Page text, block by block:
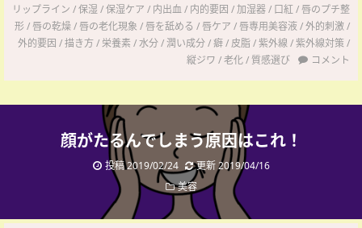
リップライン /保湿 /保湿ケア / 内出血/ 内的要因 /加湿器/ 口紅/ 唇のプチ整
形 / 唇の乾燥/ 唇の老化現象 / 唇を舐める / 唇ケア / 唇専用美容液/外的刺激/
外的要因 /描き方/栄養素 /水分/潤い成分/癖/皮脂/紫外線/紫外線対策 /
縦ジワ /老化/質感選び コメント
顔がたるんでしまう原因はこれ！
投稿 2019/02/24
更新 2019/04/16
美容